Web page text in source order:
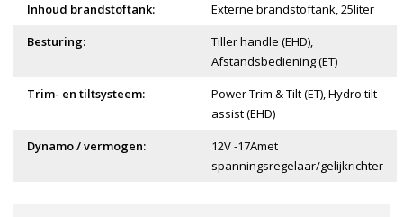
Inhoud brandstoftank:
Externe brandstoftank, 25liter
Besturing:
Tiller handle (EHD),
Afstandsbediening (ET)
Trim- en tiltsysteem:
Power Trim & Tilt (ET), Hydro tilt
assist (EHD)
Dynamo / vermogen:
12V -17Amet
spanningsregelaar/gelijkrichter